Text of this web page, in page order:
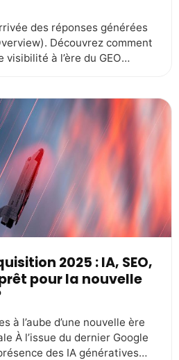
des réponses générées
Découvrez comment
à l’ère du GEO
la manière dont les
À travers […]
2025 : IA, SEO,
pour la nouvelle
à l’aube d’une nouvelle ère
À l’issue du dernier Google
des IA génératives